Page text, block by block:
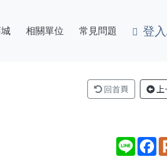
相關單位 常見問題 登
回首頁 上
Line